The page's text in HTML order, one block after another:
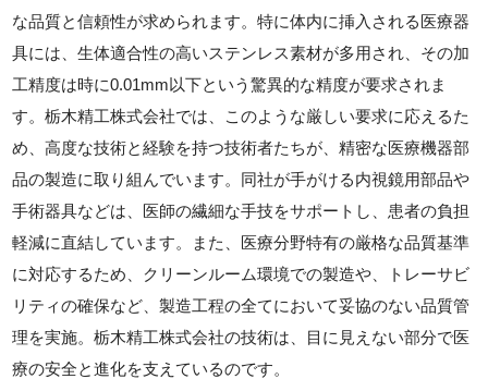
な品質と信頼性が求められます。特に体内に挿入される医療器
具には、生体適合性の高いステンレス素材が多用され、その加
工精度は時に0.01mm以下という驚異的な精度が要求されま
す。栃木精工株式会社では、このような厳しい要求に応えるた
め、高度な技術と経験を持つ技術者たちが、精密な医療機器部
品の製造に取り組んでいます。同社が手がける内視鏡用部品や
手術器具などは、医師の繊細な手技をサポートし、患者の負担
軽減に直結しています。また、医療分野特有の厳格な品質基準
に対応するため、クリーンルーム環境での製造や、トレーサビ
リティの確保など、製造工程の全てにおいて妥協のない品質管
理を実施。栃木精工株式会社の技術は、目に見えない部分で医
療の安全と進化を支えているのです。